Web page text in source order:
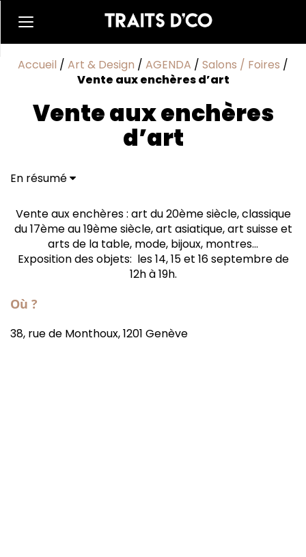
Accueil / Art & Design / AGENDA / Salons / Foires /
Vente aux enchères d’art
Vente aux enchères
d’art
En résumé
Vente aux enchères : art du 20ème siècle, classique
du 17ème au 19ème siècle, art asiatique, art suisse et
arts de la table, mode, bijoux, montres…
Exposition des objets: les 14, 15 et 16 septembre de
12h à 19h.
Où ?
38, rue de Monthoux, 1201 Genève